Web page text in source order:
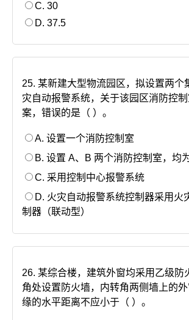
C. 30
D. 37.5
25. 某新建大型物流园区，拟设置两个
灾自动报警系统，关于该园区消防控
案，错误的是（ ）。
A. 设置一个消防控制室
B. 设置 A、B 两个消防控制室，均
C. 采用控制中心报警系统
D. 火灾自动报警系统控制器采用火
制器（联动型）
26. 某综合楼，建筑外窗均采用乙级防
角处设置防火墙，内转角两侧墙上的
缘的水平距离不应小于（ ）。